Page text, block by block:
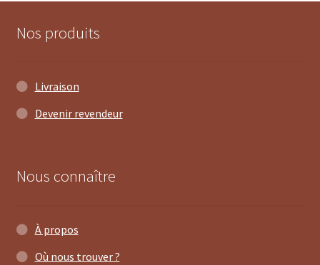
plus
Nos produits
Livraison
Devenir revendeur
Nous connaître
À propos
Où nous trouver ?